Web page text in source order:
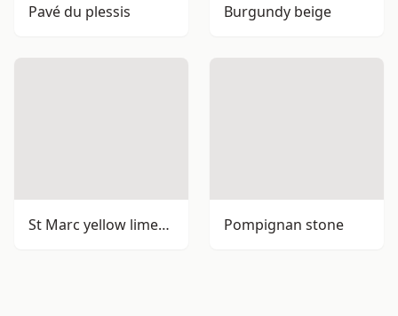
Pavé du plessis Burgundy beige
St Marc yellow limestone Pompignan stone